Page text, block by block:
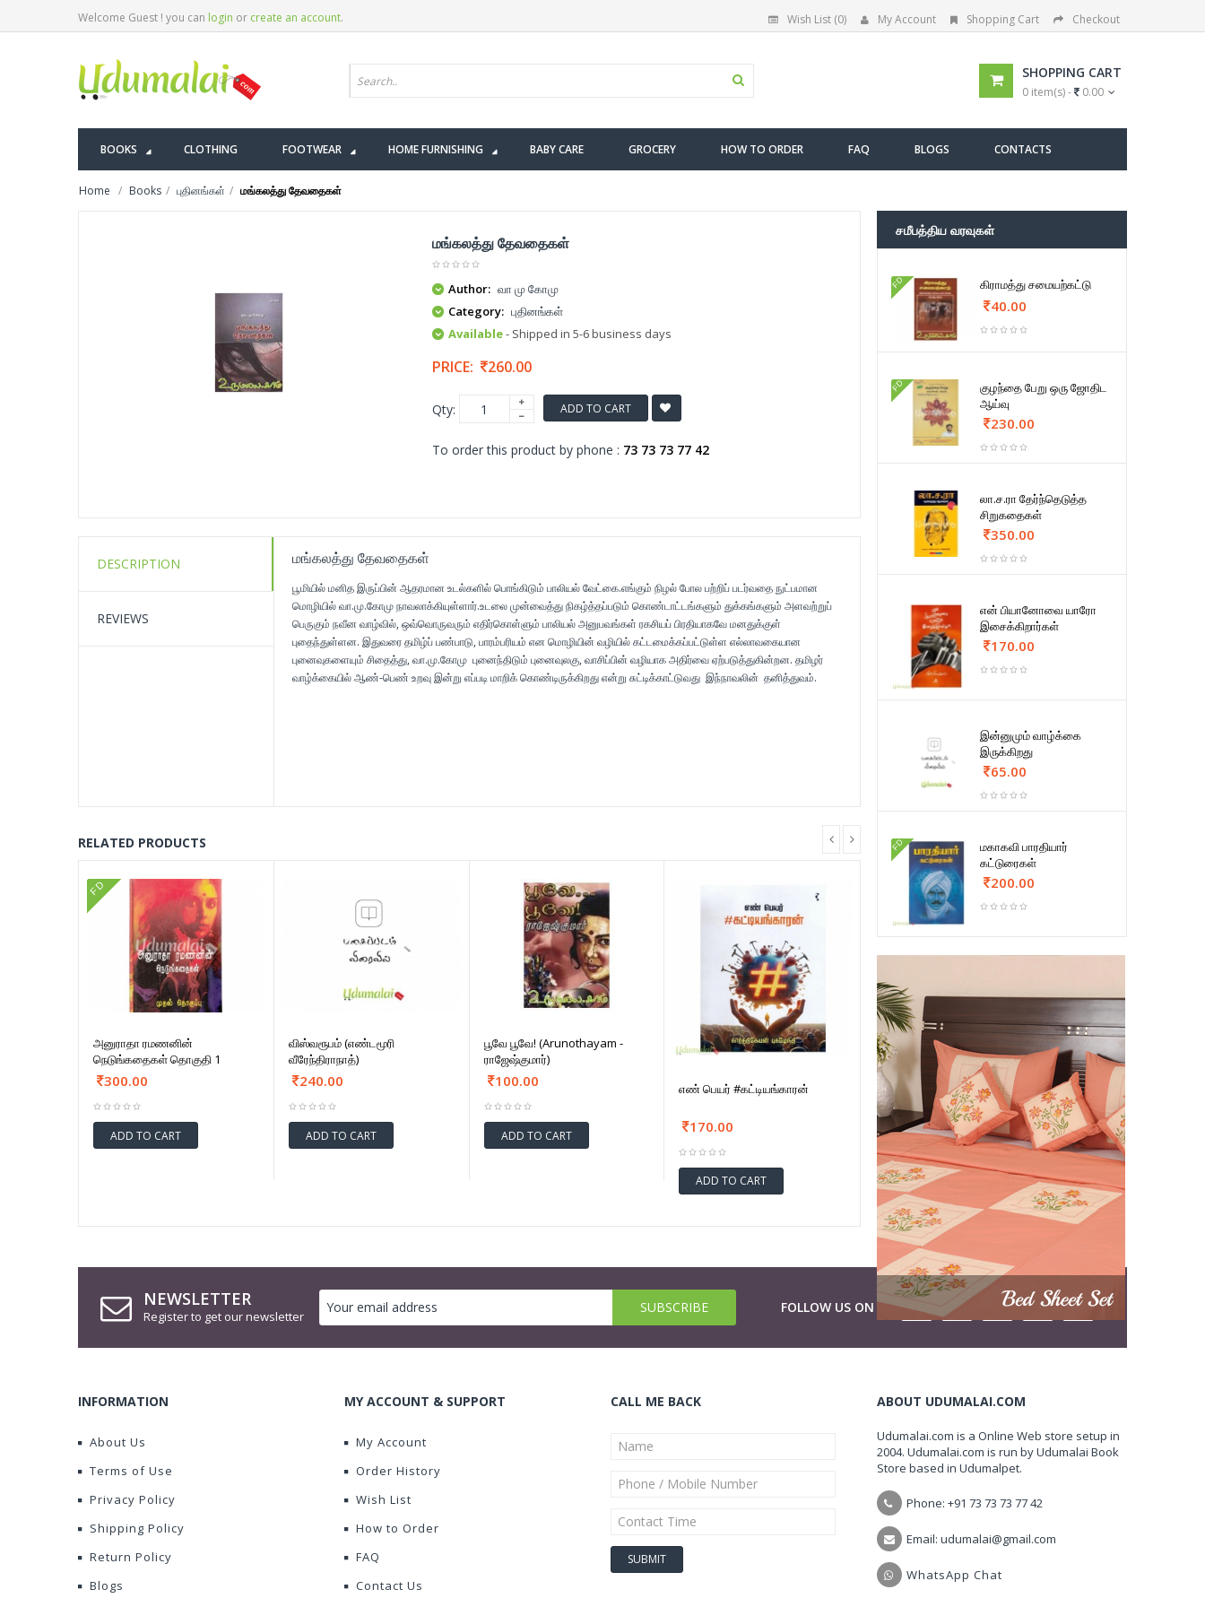
Welcome Guest ! you can login or create an account. Wish List (0) My Account Shopping Cart Checkout
SHOPPING CART
0 item(s) - 0.00
BOOKS CLOTHING FOOTWEAR HOME FURNISHING BABY CARE GROCERY HOW TO ORDER FAQ BLOGS CONTACTS
Home Books புதினங்கள் மங்கலத்து தேவதைகள்
மங்கலத்து தேவதைகள்
Author: வா மு கோமு
Category: புதினங்கள்
Available- Shipped in 5-6 business days
PRICE: 260.00
Qty: ADD TO CART
To order this product by phone : 73 73 73 77 42
DESCRIPTION
REVIEWS
மங்கலத்து தேவதைகள்
பூமியில் மனித இருப்பின் ஆதரமான உடல்களில் பொங்கிடும் பாலியல் வேட்கை.எங்கும் நிழல் போல பற்றிப் படர்வதை நுட்பமான
மொழியில் வா.மு.கோமு நாவலாக்கியுள்ளார்.உடலை முன்வைத்து நிகழ்த்தப்படும் கொண்டாட்டங்களும் துக்கங்களும் அளவற்றுப்
பெருகும் நவீன வாழ்வில், ஒவ்வொருவரும் எதிர்கொள்ளும் பாலியல் அனுபவங்கள் ரகசியப் பிரதியாகவே மனதுக்குள்
புதைந்துள்ளன. இதுவரை தமிழ்ப் பண்பாடு, பாரம்பரியம் என மொழியின் வழியில் கட்டமைக்கப்பட்டுள்ள எல்லாவகையான
புனைவுகளையும் சிதைத்து, வா.மு.கோமு புனைந்திடும் புனைவுலகு, வாசிப்பின் வழியாக அதிர்வை ஏற்படுத்துகின்றன. தமிழர்
வாழ்க்கையில் ஆண்-பெண் உறவு இன்று எப்படி மாறிக் கொண்டிருக்கிறது என்று சுட்டிக்காட்டுவது இந்நாவலின் தனித்துவம்.
RELATED PRODUCTS
FD
அனுராதா ரமணனின்
நெடுங்கதைகள் தொகுதி 1
300.00
ADD TO CART
விஸ்வரூபம் (எண்டமூரி
வீரேந்திராநாத்)
240.00
ADD TO CART
பூவே பூவே! (Arunothayam -
ராஜேஷ்குமார்)
100.00
ADD TO CART
எண் பெயர் #கட்டியங்காரன்
170.00
ADD TO CART
சமீபத்திய வரவுகள்
FD கிராமத்து சமையற்கட்டு
40.00
FD
குழந்தை பேறு ஒரு ஜோதிட
ஆய்வு
230.00
லா.ச.ரா தேர்ந்தெடுத்த
சிறுகதைகள்
350.00
என் பியானோவை யாரோ
இசைக்கிறார்கள்
170.00
இன்னுமும் வாழ்க்கை
இருக்கிறது
65.00
FD
மகாகவி பாரதியார்
கட்டுரைகள்
200.00
NEWSLETTER
Register to get our newsletter
FOLLOW US ON
INFORMATION
About Us
Terms of Use
Privacy Policy
Shipping Policy
Return Policy
Blogs
MY ACCOUNT & SUPPORT
My Account
Order History
Wish List
How to Order
FAQ
Contact Us
CALL ME BACK ABOUT UDUMALAI.COM
Udumalai.com is a Online Web store setup in
2004. Udumalai.com is run by Udumalai Book
Store based in Udumalpet.
Phone: +91 73 73 73 77 42
Email: udumalai@gmail.com
WhatsApp Chat